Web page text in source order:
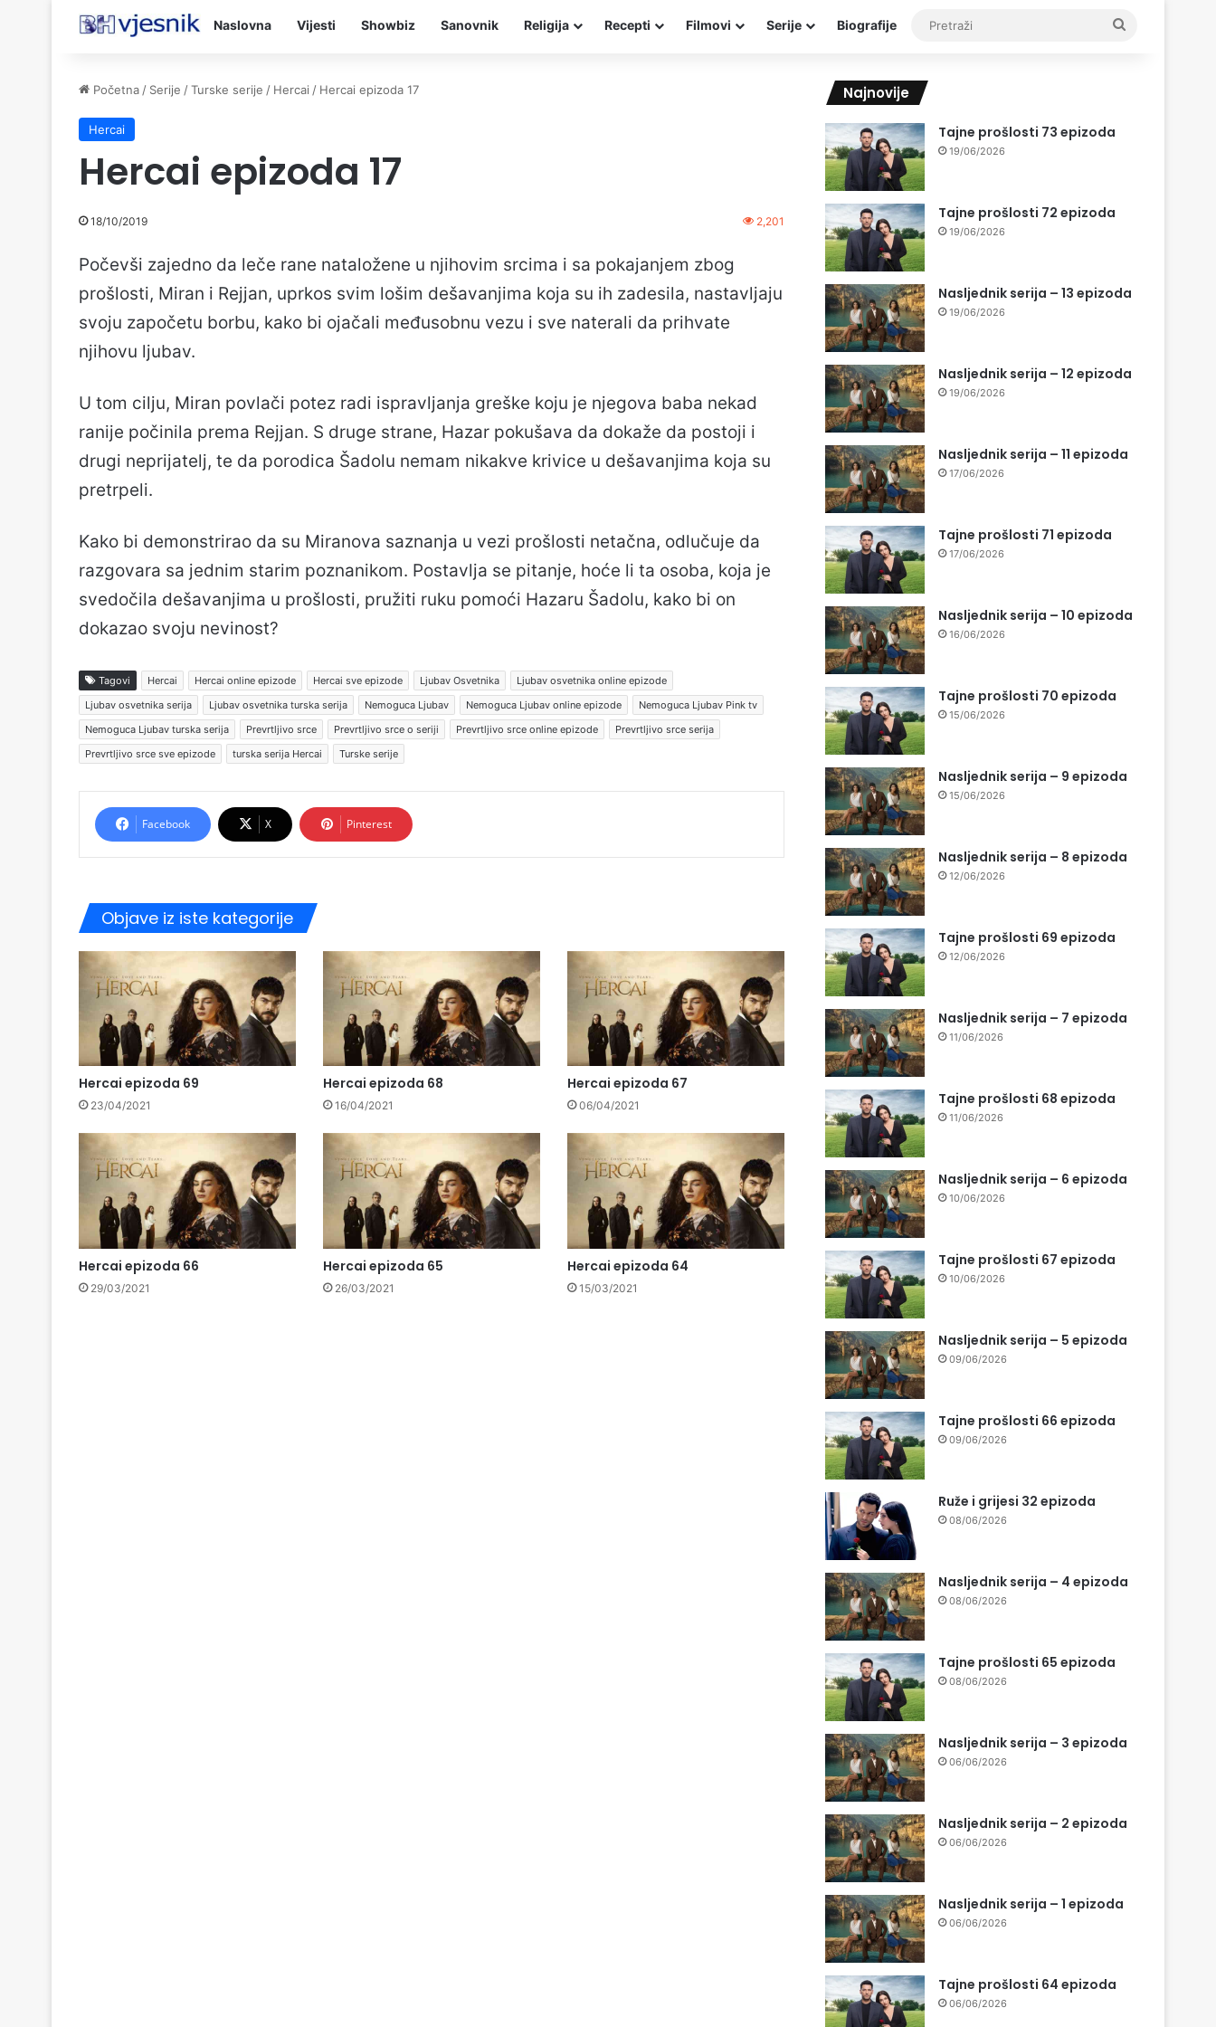
Naslovna Vijesti Showbiz Sanovnik Religija Recepti Filmovi Serije Biografije
Početna / Serije /Turske serije / Hercai / Hercai epizoda 17
Hercai
Hercai epizoda 17
18/10/2019 2,201
Počevši zajedno da leče rane nataložene u njihovim srcima i sa pokajanjem zbog
prošlosti, Miran i Rejjan, uprkos svim lošim dešavanjima koja su ih zadesila, nastavljaju
svoju započetu borbu, kako bi ojačali međusobnu vezu i sve naterali da prihvate
njihovu ljubav.
U tom cilju, Miran povlači potez radi ispravljanja greške koju je njegova baba nekad
ranije počinila prema Rejjan. S druge strane, Hazar pokušava da dokaže da postoji i
drugi neprijatelj, te da porodica Šadolu nemam nikakve krivice u dešavanjima koja su
pretrpeli.
Kako bi demonstrirao da su Miranova saznanja u vezi prošlosti netačna, odlučuje da
razgovara sa jednim starim poznanikom. Postavlja se pitanje, hoće li ta osoba, koja je
svedočila dešavanjima u prošlosti, pružiti ruku pomoći Hazaru Šadolu, kako bi on
dokazao svoju nevinost?
Tagovi Hercai Hercai online epizode Hercai sve epizode Ljubav Osvetnika
Ljubav osvetnika online epizode
Ljubav osvetnika serija
Ljubav osvetnika turska serija Nemoguca Ljubav Nemoguca Ljubav online epizode
Nemoguca Ljubav Pink tv
Nemoguca Ljubav turska serija
Prevrtljivo srce Prevrtljivo srce o seriji Prevrtljivo srce online epizode
Prevrtljivo srce serija
Prevrtljivo srce sve epizode
turska serija Hercai Turske serije
Facebook X Pinterest
Objave iz iste kategorije
Hercai epizoda 69
23/04/2021
Hercai epizoda 68
16/04/2021
Hercai epizoda 67
06/04/2021
Hercai epizoda 66
29/03/2021
Hercai epizoda 65
26/03/2021
Hercai epizoda 64
15/03/2021
Najnovije
Tajne prošlosti 73 epizoda
19/06/2026
Tajne prošlosti 72 epizoda
19/06/2026
Nasljednik serija – 13 epizoda
19/06/2026
Nasljednik serija – 12 epizoda
19/06/2026
Nasljednik serija – 11 epizoda
17/06/2026
Tajne prošlosti 71 epizoda
17/06/2026
Nasljednik serija – 10 epizoda
16/06/2026
Tajne prošlosti 70 epizoda
15/06/2026
Nasljednik serija – 9 epizoda
15/06/2026
Nasljednik serija – 8 epizoda
12/06/2026
Tajne prošlosti 69 epizoda
12/06/2026
Nasljednik serija – 7 epizoda
11/06/2026
Tajne prošlosti 68 epizoda
11/06/2026
Nasljednik serija – 6 epizoda
10/06/2026
Tajne prošlosti 67 epizoda
10/06/2026
Nasljednik serija – 5 epizoda
09/06/2026
Tajne prošlosti 66 epizoda
09/06/2026
Ruže i grijesi 32 epizoda
08/06/2026
Nasljednik serija – 4 epizoda
08/06/2026
Tajne prošlosti 65 epizoda
08/06/2026
Nasljednik serija – 3 epizoda
06/06/2026
Nasljednik serija – 2 epizoda
06/06/2026
Nasljednik serija – 1 epizoda
06/06/2026
Tajne prošlosti 64 epizoda
06/06/2026